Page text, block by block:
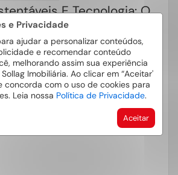
e Privacidade
ajudar a personalizar conteúdos,
e recomendar conteúdo
melhorando assim sua experiência
Imobiliária. Ao clicar em “Aceitar'
concorda com o uso de cookies para
Leia nossa Política de Privacidade.
Aceitar
E Tecnologia: O
Um Imóvel Em
brasileiro, com especial
de São Paulo, vivencia uma
sem precedentes.